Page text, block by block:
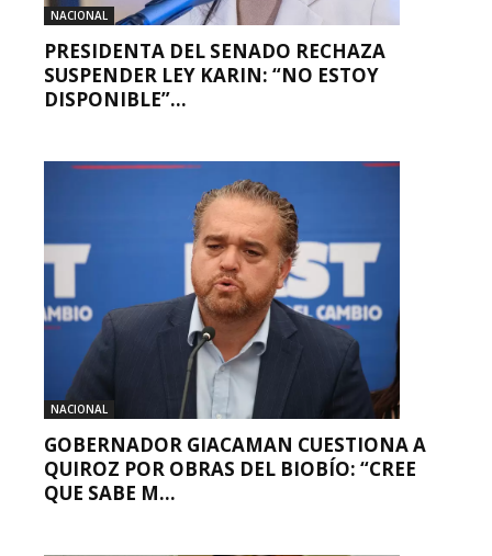
NACIONAL
PRESIDENTA DEL SENADO RECHAZA
SUSPENDER LEY KARIN: “NO ESTOY
DISPONIBLE”...
NACIONAL
GOBERNADOR GIACAMAN CUESTIONA A
QUIROZ POR OBRAS DEL BIOBÍO: “CREE
QUE SABE M...